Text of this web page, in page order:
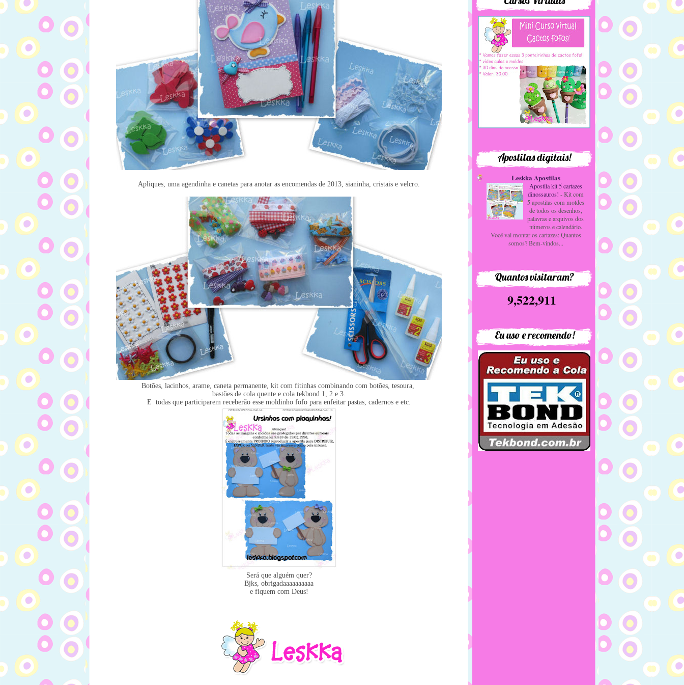
Apliques, uma agendinha e canetas para anotar as encomendas de 2013, sianinha, cristais e velcro.
Botões, lacinhos, arame, caneta permanente, kit com fitinhas combinando com botões, tesoura,
bastões de cola quente e cola tekbond 1, 2 e 3.
E todas que participarem receberão esse moldinho fofo para enfeitar pastas, cadernos e etc.
Será que alguém quer?
Bjks, obrigadaaaaaaaaaa
e fiquem com Deus!
Apostilas digitais!
Leskka Apostilas
Apostila kit 5 cartazes
dinossauros! -Kit com
5 apostilas com moldes
de todos os desenhos,
palavras e arquivos dos
números e calendário.
Você vai montar os cartazes: Quantos
somos? Bem-vindos...
Quantos visitaram?
9,522,911
Eu uso e recomendo!